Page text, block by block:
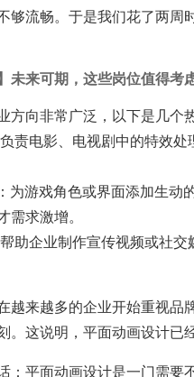
够流畅。于是我们花了两周
未来可期，这些岗位值得考
方向非常广泛，以下是几个
负责电影、电视剧中的特效
为游戏角色或界面添加生动
需求激增。
助企业制作宣传视频或社交
越来越多的企业开始重视品
。这说明，平面动画设计
：平面动画设计是一门需要